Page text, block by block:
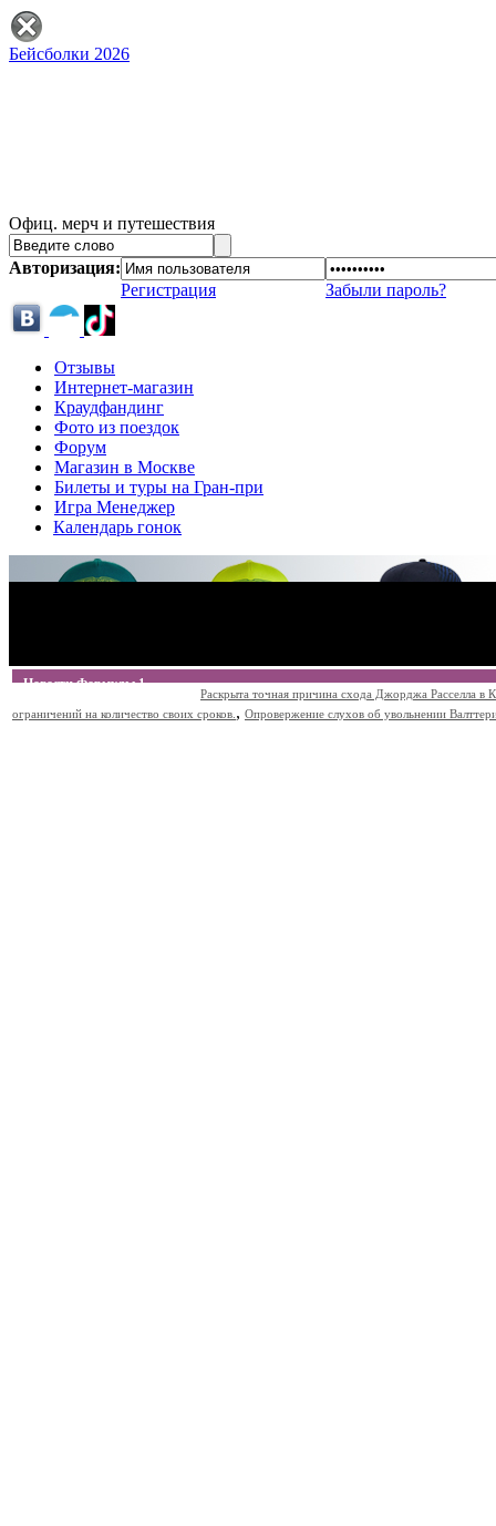
Бейсболки 2026
Офиц. мерч и путешествия
Авторизация:
Регистрация
Забыли пароль?
Отзывы
Интернет-магазин
Краудфандинг
Фото из поездок
Форум
Магазин в Москве
Билеты и туры на Гран-при
Игра Менеджер
Календарь гонок
Новости Формулы 1
Раскрыта точная причина схода Джорджа Расселла в
ограничений на количество своих сроков. , Опровержение слухов об увольнении